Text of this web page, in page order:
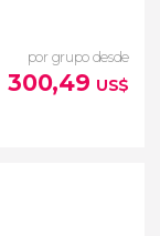
mezquita
por grupo desde
300,49 US$